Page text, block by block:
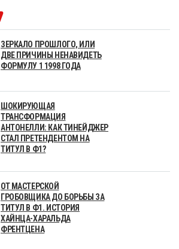
ЗЕРКАЛО ПРОШЛОГО, ИЛИ
ДВЕ ПРИЧИНЫ НЕНАВИДЕТЬ
ФОРМУЛУ 1 1998 ГОДА
ШОКИРУЮЩАЯ
ТРАНСФОРМАЦИЯ
АНТОНЕЛЛИ: КАК ТИНЕЙДЖЕР
СТАЛ ПРЕТЕНДЕНТОМ НА
ТИТУЛ В Ф1?
ОТ МАСТЕРСКОЙ
ГРОБОВЩИКА ДО БОРЬБЫ ЗА
ТИТУЛ В Ф1. ИСТОРИЯ
ХАЙНЦА-ХАРАЛЬДА
ФРЕНТЦЕНА